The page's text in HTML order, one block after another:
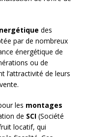
des
par de nombreux
énergétique de
ou de
l’attractivité de leurs
les montages
de SCI (Société
locatif, qui